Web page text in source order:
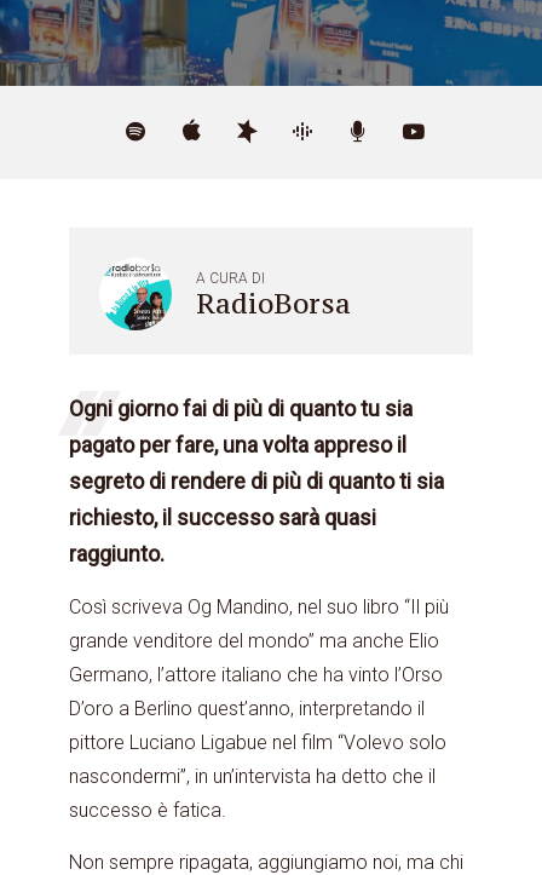
A CURA DI
RadioBorsa
Ogni giorno fai di più di quanto tu sia
pagato per fare, una volta appreso il
segreto di rendere di più di quanto ti sia
richiesto, il successo sarà quasi
raggiunto.
Così scriveva Og Mandino, nel suo libro “Il più
grande venditore del mondo” ma anche Elio
Germano, l’attore italiano che ha vinto l’Orso
D’oro a Berlino quest’anno, interpretando il
pittore Luciano Ligabue nel film “Volevo solo
nascondermi”, in un’intervista ha detto che il
successo è fatica.
Non sempre ripagata, aggiungiamo noi, ma chi